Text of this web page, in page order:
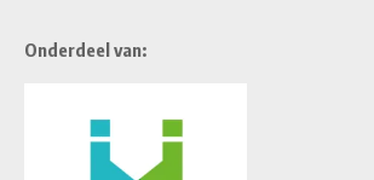
Onderdeel van: